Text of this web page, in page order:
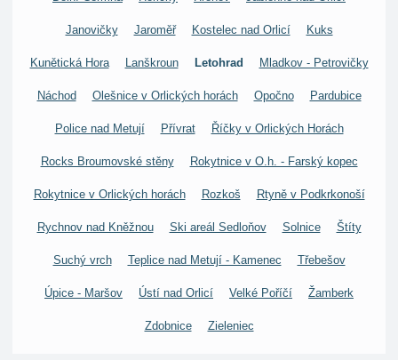
Janovičky Jaroměř Kostelec nad Orlicí Kuks
Kunětická Hora Lanškroun Letohrad Mladkov - Petrovičky
Náchod Olešnice v Orlických horách Opočno Pardubice
Police nad Metují Přívrat Říčky v Orlických Horách
Rocks Broumovské stěny Rokytnice v O.h. - Farský kopec
Rokytnice v Orlických horách Rozkoš Rtyně v Podkrkonoší
Rychnov nad Kněžnou Ski areál Sedloňov Solnice Štíty
Suchý vrch Teplice nad Metují - Kamenec Třebešov
Úpice - Maršov Ústí nad Orlicí Velké Poříčí Žamberk
Zdobnice Zieleniec